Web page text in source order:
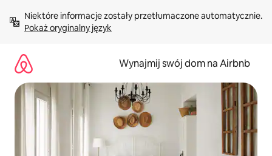
treści Pokaż oryginalny język
Wynajmij swój dom na Airbnb